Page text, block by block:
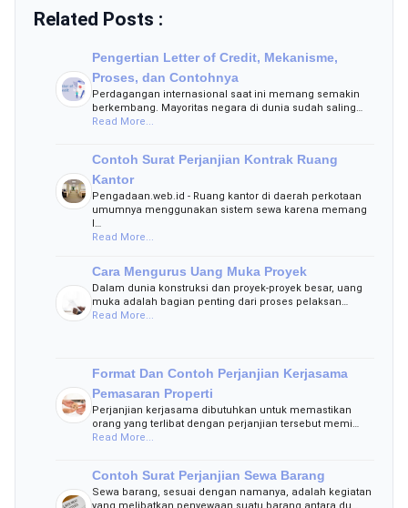
Related Posts :
Pengertian Letter of Credit, Mekanisme,
Proses, dan Contohnya
Perdagangan internasional saat ini memang semakin
berkembang. Mayoritas negara di dunia sudah saling…
Read More...
Contoh Surat Perjanjian Kontrak Ruang
Kantor
Pengadaan.web.id - Ruang kantor di daerah perkotaan
umumnya menggunakan sistem sewa karena memang
l…
Read More...
Cara Mengurus Uang Muka Proyek
Dalam dunia konstruksi dan proyek-proyek besar, uang
muka adalah bagian penting dari proses pelaksan…
Read More...
Format Dan Contoh Perjanjian Kerjasama
Pemasaran Properti
Perjanjian kerjasama dibutuhkan untuk memastikan
orang yang terlibat dengan perjanjian tersebut memi…
Read More...
Contoh Surat Perjanjian Sewa Barang
Sewa barang, sesuai dengan namanya, adalah kegiatan